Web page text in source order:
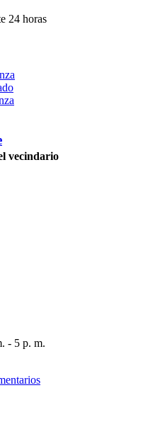
24 horas
vecindario
- 5 p. m.